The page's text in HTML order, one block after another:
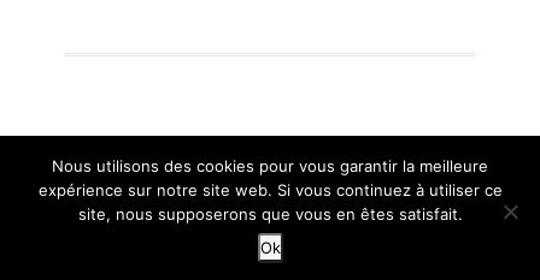
Mairie de St Gervais 2016 | Mentions légales | Réalisation :
Mangogo Création Graphique
Nous utilisons des cookies pour vous garantir la meilleure
expérience sur notre site web. Si vous continuez à utiliser ce
site, nous supposerons que vous en êtes satisfait.
Ok